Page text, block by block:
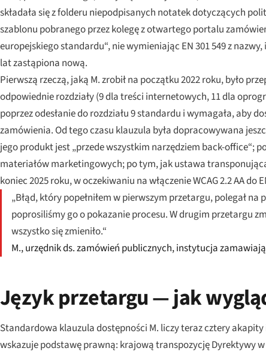
składała się z folderu niepodpisanych notatek dotyczących
szablonu pobranego przez kolegę z otwartego portalu
europejskiego standardu“, nie wymieniając EN 301 549 z
lat zastąpiona nową.
Pierwszą rzeczą, jaką M. zrobił na początku 2022 roku, było
odpowiednie rozdziały (9 dla treści internetowych, 11 dla
poprzez odesłanie do rozdziału 9 standardu i wymagała, aby
zamówienia. Od tego czasu klauzula była dopracowywana
jego produkt jest „przede wszystkim narzędziem back-office“;
materiałów marketingowych; po tym, jak ustawa
koniec 2025 roku, w oczekiwaniu na włączenie WCAG 2.2 AA do
„Błąd, który popełniłem w pierwszym przetargu, polegał
poprosiliśmy go o pokazanie procesu. W drugim przetargu
wszystko się zmieniło.“
M., urzędnik ds. zamówień publicznych, instytucja
Język przetargu — jak
Standardowa klauzula dostępności M. liczy teraz cztery
wskazuje podstawę prawną: krajową transpozycję Dyrektywy